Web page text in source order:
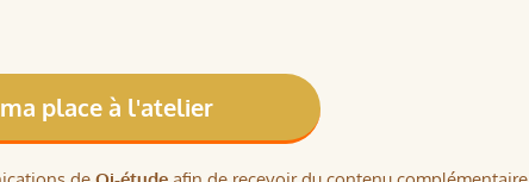
ma place à l'atelier